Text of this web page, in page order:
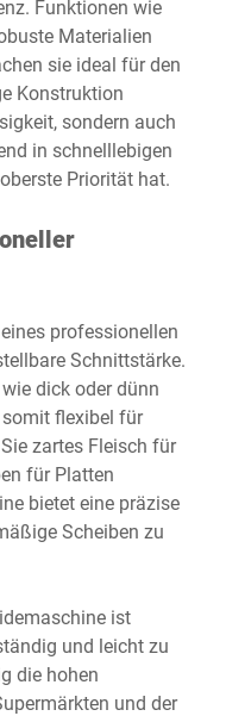
Funktionen wie
Materialien
sie ideal für den
Konstruktion
sondern auch
in schnelllebigen
Priorität hat.
professionellen
Schnittstärke.
dick oder dünn
flexibel für
zartes Fleisch für
für Platten
bietet eine präzise
Scheiben zu
ist
und leicht zu
die hohen
und der